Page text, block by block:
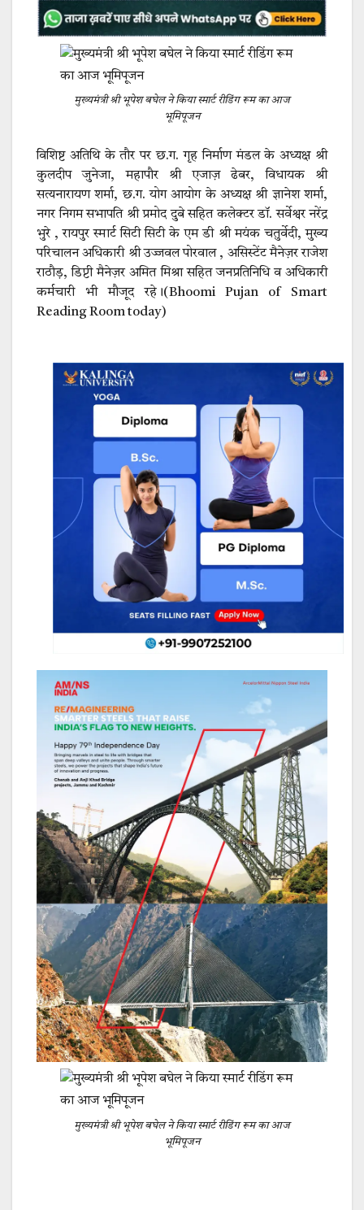
मुख्यमंत्री श्री भूपेश बघेल ने किया स्मार्ट रीडिंग रूम का आज
भूमिपूजन
विशिष्ट अतिथि के तौर पर छ.ग. गृह निर्माण मंडल के अध्यक्ष श्री
कुलदीप जुनेजा, महापौर श्री एजाज़ ढेबर, विधायक श्री
सत्यनारायण शर्मा, छ.ग. योग आयोग के अध्यक्ष श्री ज्ञानेश शर्मा,
नगर निगम सभापति श्री प्रमोद दुबे सहित कलेक्टर डॉ. सर्वेश्वर नरेंद्र
भुरे , रायपुर स्मार्ट सिटी सिटी के एम डी श्री मयंक चतुर्वेदी, मुख्य
परिचालन अधिकारी श्री उज्जवल पोरवाल , असिस्टेंट मैनेज़र राजेश
राठौड़, डिप्टी मैनेज़र अमित मिश्रा सहित जनप्रतिनिधि व अधिकारी
कर्मचारी भी मौजूद रहे।(Bhoomi Pujan of Smart
Reading Room today)
मुख्यमंत्री श्री भूपेश बघेल ने किया स्मार्ट रीडिंग रूम का आज
भूमिपूजन